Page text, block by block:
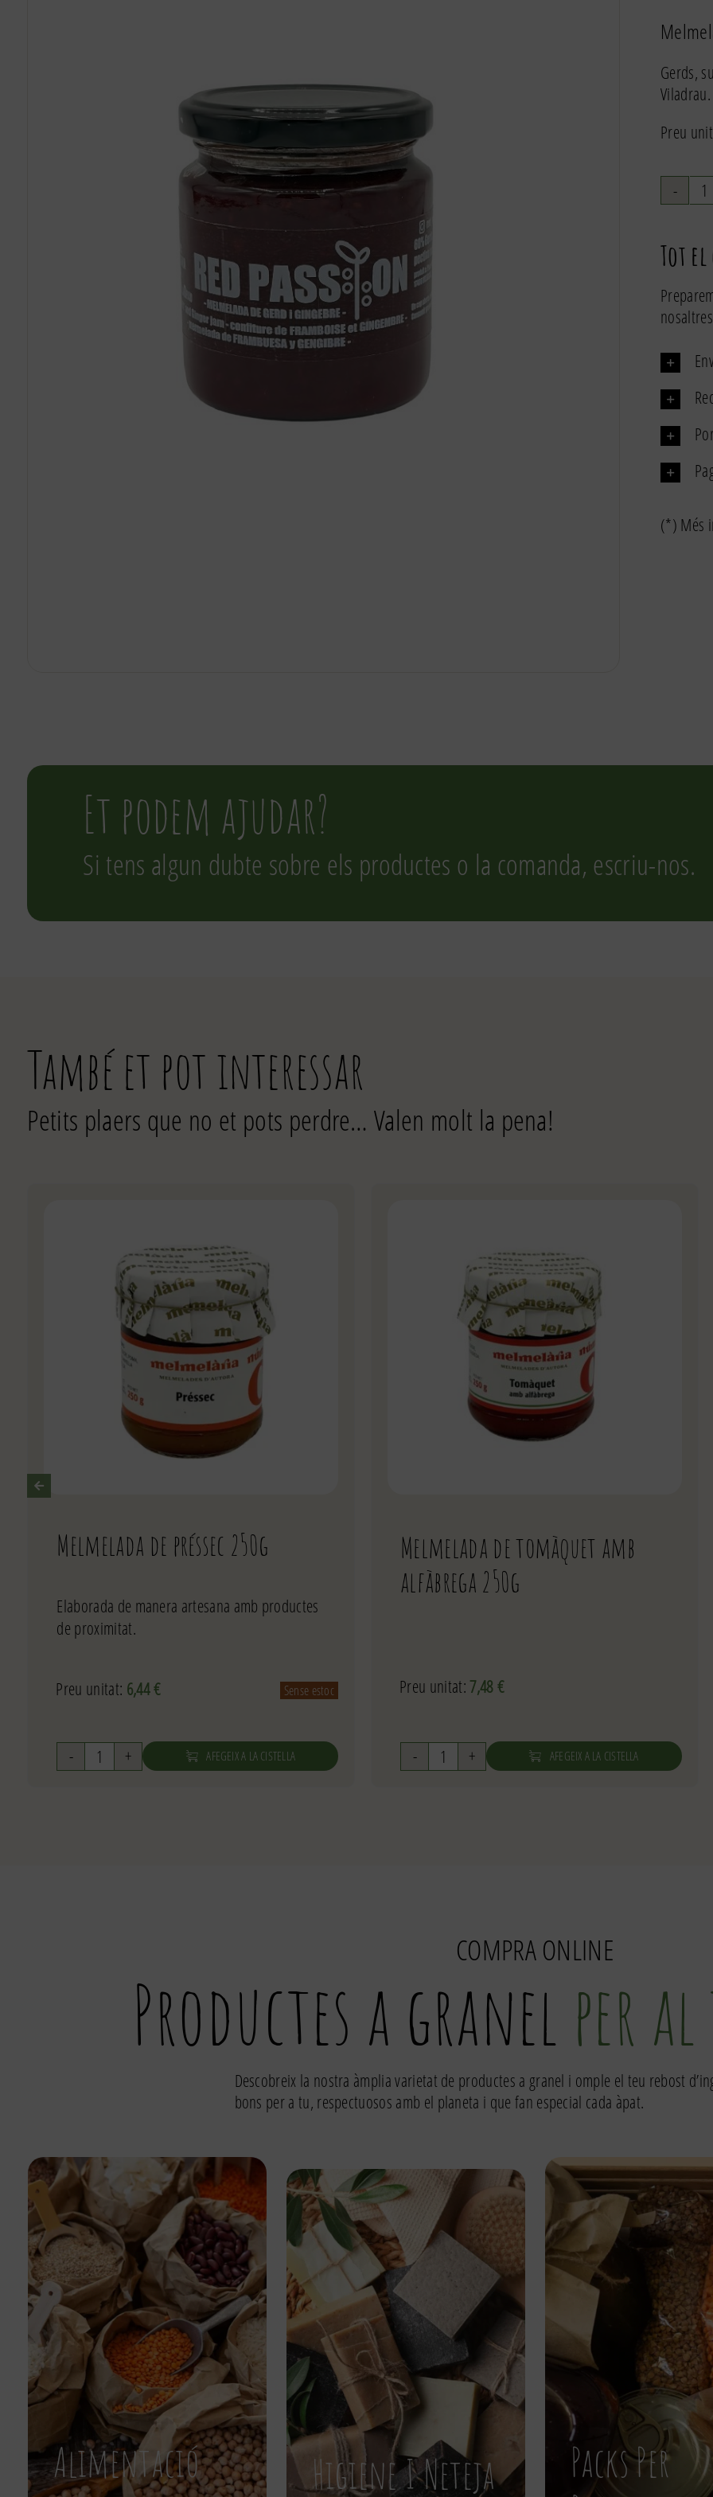
Gerds,
Viladrau.
Preu
Tot el
(*) Més
Et podem ajudar?
Si tens algun dubte sobre els productes o la comanda, escriu-nos.
També et pot interessar
Petits plaers que no et pots perdre… Valen molt la pena!
Melmelada de préssec 250g
Elaborada de manera artesana amb productes
de proximitat.
Preu unitat: 6,44€ Sense estoc
quantitat
AFEGEIX A LA CISTELLA
Melmelada de tomàquet amb
alfàbrega 250g
Preu unitat: 7,48€
quantitat
AFEGEIX A LA CISTELLA
COMPRA ONLINE
Productes a granel per
Descobreix la nostra àmplia varietat de productes a granel i omple el teu rebost
bons per a tu, respectuosos amb el planeta i que fan especial cada àpat.
Alimentació Higiene I Neteja
Packs Per